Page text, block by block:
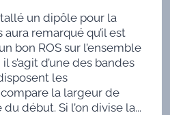
un dipôle pour la
remarqué qu’il est
bon ROS sur l’ensemble
s’agit d’une des bandes
les
compare la largeur de
début. Si l’on divise la...